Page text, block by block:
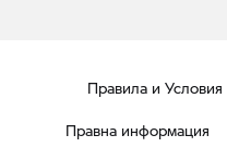
Правила и Условия
Правна информация